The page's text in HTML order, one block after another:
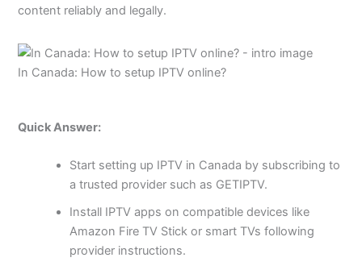
content reliably and legally.
In Canada: How to setup IPTV online?
Quick Answer:
Start setting up IPTV in Canada by subscribing to
a trusted provider such as GETIPTV.
Install IPTV apps on compatible devices like
Amazon Fire TV Stick or smart TVs following
provider instructions.